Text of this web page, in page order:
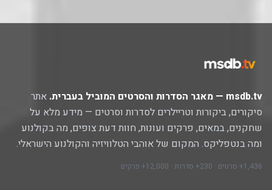
msdb.tv — מאגר הסדרות והסרטים המוביל בעברית.
אתר
סיקורים, ביקורות וטריילרים לסדרות וסרטים — מידע מלא על
שחקנים, במאים, פרקים ועונות, חוות דעת צופים, מה בקולנוע
ומה בנטפליקס. המקום של אוהבי הטלוויזיה והקולנוע הישראלי.
1,436+ סרטים · 230+ סדרות · 12,000+ פרקים